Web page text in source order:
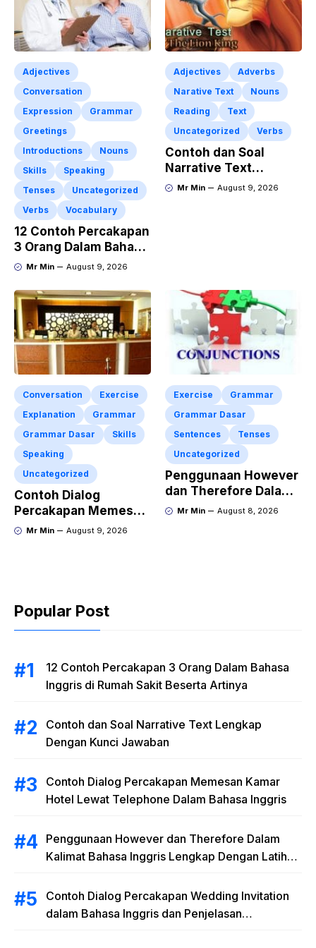
Adjectives
Conversation
Expression
Grammar
Greetings
Introductions
Nouns
Skills
Speaking
Tenses
Uncategorized
Verbs
Vocabulary
12 Contoh Percakapan
3 Orang Dalam Bahasa
Inggris di Rumah Sakit
Mr Min August 9, 2026
Adjectives
Adverbs
Narative Text
Nouns
Reading
Text
Uncategorized
Verbs
Contoh dan Soal
Narrative Text
Lengkap Dengan
Mr Min August 9, 2026
Conversation
Exercise
Explanation
Grammar
Grammar Dasar
Skills
Speaking
Uncategorized
Contoh Dialog
Percakapan Memesan
Kamar Hotel Lewat
Mr Min August 9, 2026
Exercise
Grammar
Grammar Dasar
Sentences
Tenses
Uncategorized
Penggunaan However
dan Therefore Dalam
Kalimat Bahasa
Mr Min August 8, 2026
Popular Post
12 Contoh Percakapan 3 Orang Dalam Bahasa
Inggris di Rumah Sakit Beserta Artinya
Contoh dan Soal Narrative Text Lengkap
Dengan Kunci Jawaban
Contoh Dialog Percakapan Memesan Kamar
Hotel Lewat Telephone Dalam Bahasa Inggris
Penggunaan However dan Therefore Dalam
Kalimat Bahasa Inggris Lengkap Dengan Latihan
Contoh Dialog Percakapan Wedding Invitation
dalam Bahasa Inggris dan Penjelasan